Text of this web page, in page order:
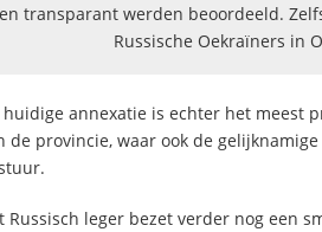
en transparant werden beoordeeld.
Russische Oekraïners in
huidige annexatie is echter het meest
de provincie, waar ook de
Russisch leger bezet verder nog een